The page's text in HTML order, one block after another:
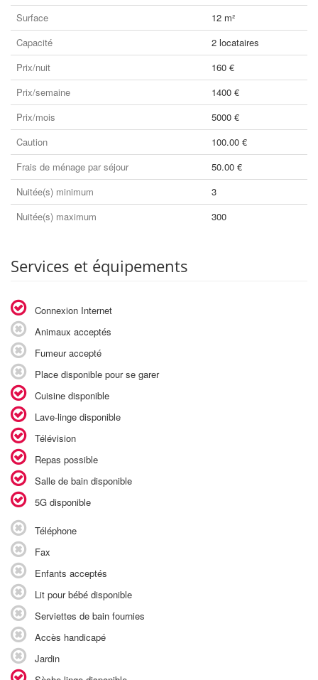
Surface
12 m²
Capacité
2 locataires
Prix/nuit
160 €
Prix/semaine
1400 €
Prix/mois
5000 €
Caution
100.00 €
Frais de ménage par séjour
50.00 €
Nuitée(s) minimum
3
Nuitée(s) maximum
300
Services et équipements
Connexion Internet
Animaux acceptés
Fumeur accepté
Place disponible pour se garer
Cuisine disponible
Lave-linge disponible
Télévision
Repas possible
Salle de bain disponible
5G disponible
Téléphone
Fax
Enfants acceptés
Lit pour bébé disponible
Serviettes de bain fournies
Accès handicapé
Jardin